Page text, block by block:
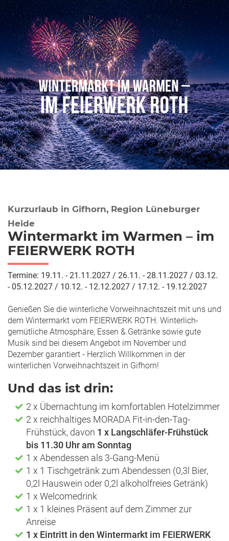
Kurzurlaub in Gifhorn, Region Lüneburger
Heide
Wintermarkt im Warmen – im
FEIERWERK ROTH
Termine: 19.11. - 21.11.2027 / 26.11. - 28.11.2027 / 03.12.
- 05.12.2027 / 10.12. - 12.12.2027 / 17.12. - 19.12.2027
Genießen Sie die winterliche Vorweihnachtszeit mit uns und
dem Wintermarkt vom FEIERWERK ROTH. Winterlich-
gemütliche Atmosphäre, Essen & Getränke sowie gute
Musik sind bei diesem Angebot im November und
Dezember garantiert - Herzlich Willkommen in der
winterlichen Vorweihnachtszeit in Gifhorn!
Und das ist drin:
2 x Übernachtung im komfortablen Hotelzimmer
2 x reichhaltiges MORADA Fit-in-den-Tag-
Frühstück, davon 1 x Langschläfer-Frühstück
bis 11.30 Uhr am Sonntag
1 x Abendessen als 3-Gang-Menü
1 x 1 Tischgetränk zum Abendessen (0,3l Bier,
0,2l Hauswein oder 0,2l alkoholfreies Getränk)
1 x Welcomedrink
1 x 1 kleines Präsent auf dem Zimmer zur
Anreise
1 x Eintritt in den Wintermarkt im FEIERWERK